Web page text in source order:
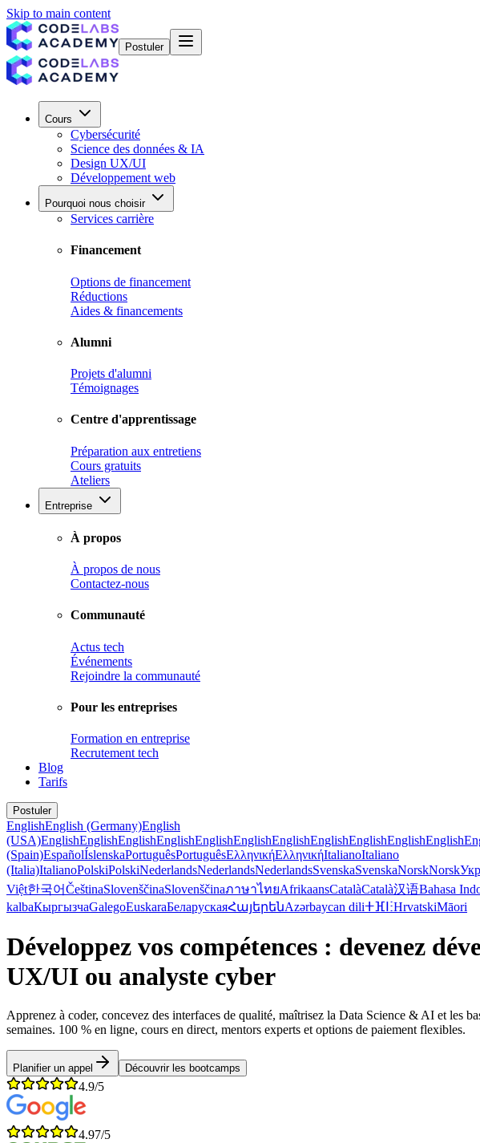
Skip to main content
Postuler
Cours
Cybersécurité
Science des données & IA
Design UX/UI
Développement web
Pourquoi nous choisir
Services carrière
Financement
Options de financement
Réductions
Aides & financements
Alumni
Projets d'alumni
Témoignages
Centre d'apprentissage
Préparation aux entretiens
Cours gratuits
Ateliers
Entreprise
À propos
À propos de nous
Contactez-nous
Communauté
Actus tech
Événements
Rejoindre la communauté
Pour les entreprises
Formation en entreprise
Recrutement tech
Blog
Tarifs
Postuler
EnglishEnglish (Germany)English
(USA)EnglishEnglishEnglishEnglishEnglishEnglishEnglishEnglishEnglishEnglishEnglish
(Spain)EspañolÍslenskaPortuguêsPortuguêsΕλληνικήΕλληνικήItalianoItaliano
(Italia)ItalianoPolskiPolskiNederlandsNederlandsNederlandsSvenskaSvenskaNorskNorsk
Việt한국어ČeštinaSlovenščinaSlovenščinaภาษาไทยAfrikaansCatalàCatalà汉语Bahasa
kalbaКыргызчаGalegoEuskaraБеларускаяՀայերենAzərbaycan diliⵜⴼⵏⵗHrvatskiMāori
Développez vos compétences : devenez
UX/UI ou analyste cyber
Apprenez à coder, concevez des interfaces de qualité, maîtrisez la Data Science & AI et les
semaines. 100 % en ligne, cours en direct, mentors experts et options de paiement flexibles.
Planifier un appel Découvrir les bootcamps
4.9/5
4.97/5